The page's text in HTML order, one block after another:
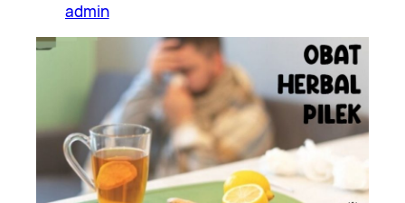
admin